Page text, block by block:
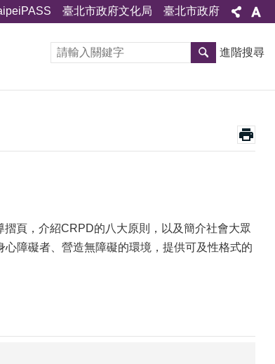
臺北市政府文化局 臺北市政府
進階搜尋
頁，介紹CRPD的八大原則，以及簡介社會大眾
障礙者、營造無障礙的環境，提供可及性格式的